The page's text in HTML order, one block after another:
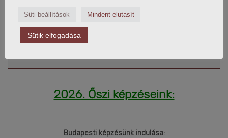
FELSŐFOKÚ LOGISZTIKAI
2026. Őszi képzéseink:
Budapesti képzésünk indulása:
Süti beállítások Mindent elutasít
Sütik elfogadása